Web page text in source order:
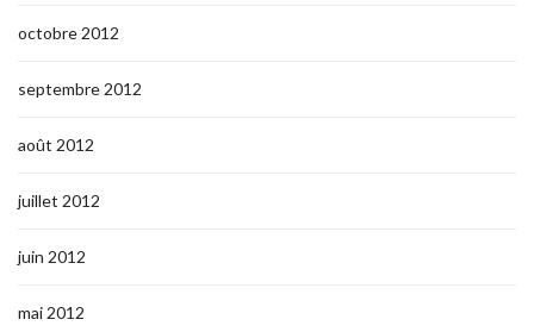
octobre 2012
septembre 2012
août 2012
juillet 2012
juin 2012
mai 2012